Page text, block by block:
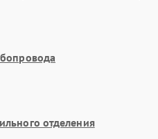
отделения